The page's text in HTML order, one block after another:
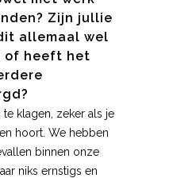
Zijn jullie
allemaal wel
of heeft het
klagen, zeker als je
hoort. We hebben
binnen onze
niks ernstigs en